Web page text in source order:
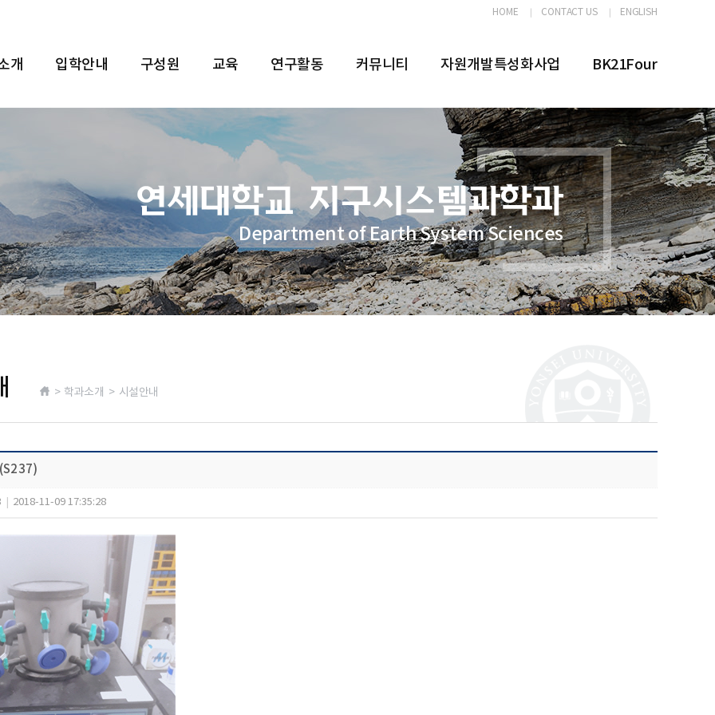
HOME CONTACT US ENGLISH
개 입학안내 구성원 교육 연구활동 커뮤니티 자원개발특성화사업 BK21Four
Department of Earth System Sciences
> 학과소개 > 시설안내
2018-11-09 17:35:28